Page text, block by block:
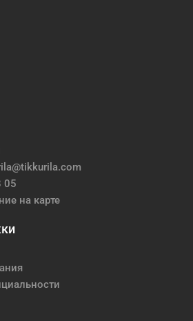
05
на карте